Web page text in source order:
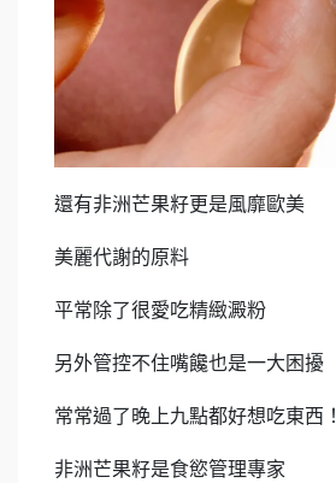
還有非洲芒果籽更是風靡歐美
美麗代謝的原料
平常除了很愛吃精緻澱粉
另外管控不住嘴饞也是一大困擾
常常過了晚上九點都好想吃東西！
非洲芒果籽是食慾管理專家